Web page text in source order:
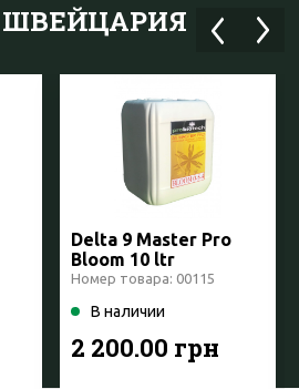
ШВЕЙЦАРИЯ
Delta 9 Master Pro
Bloom 10 ltr
ProBioTech
Номер товара: 00115
В наличии
2 200.00 грн